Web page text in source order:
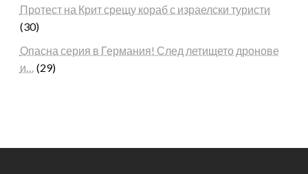
Протест на Крит срещу кораб с израелски туристи
(30)
Опасна серия в Германия! След летището дронове
и…
(29)